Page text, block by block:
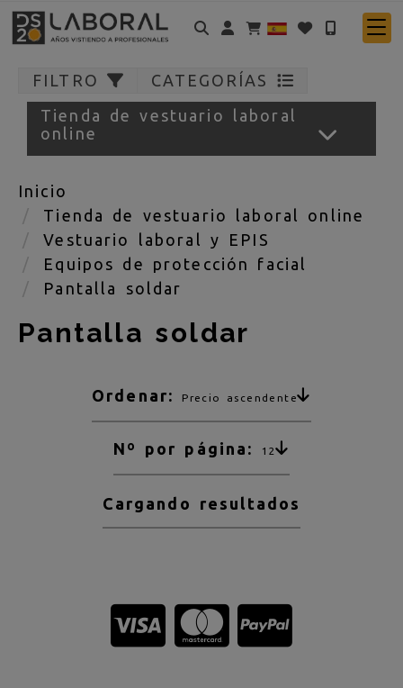
Identifícate
FILTRO
CATEGORÍAS
Tienda de vestuario laboral
online
Inicio
Tienda de vestuario laboral online
Vestuario laboral y EPIS
Equipos de protección facial
Pantalla soldar
Pantalla soldar
Ordenar: Precio ascendente
Nº por página: 12
Cargando resultados